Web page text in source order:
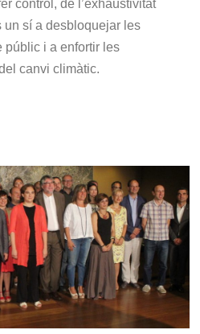
control, de l’exhaustivitat
un sí a desbloquejar les
públic i a enfortir les
canvi climàtic.